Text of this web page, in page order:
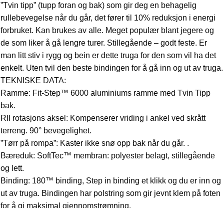
”Tvin tipp” (tupp foran og bak) som gir deg en behagelig
rullebevegelse når du går, det fører til 10% reduksjon i energi
forbruket. Kan brukes av alle. Meget populær blant jegere og
de som liker å gå lengre turer. Stillegående – godt feste. Er
man litt stiv i rygg og bein er dette truga for den som vil ha det
enkelt. Uten tvil den beste bindingen for å gå inn og ut av truga.
TEKNISKE DATA:
Ramme: Fit-Step™ 6000 aluminiums ramme med Tvin Tipp
bak.
RII rotasjons aksel: Kompenserer vriding i ankel ved skrått
terreng. 90° bevegelighet.
”Tørr på rompa”: Kaster ikke snø opp bak når du går. .
Bæreduk: SoftTec™ membran: polyester belagt, stillegående
og lett.
Binding: 180™ binding, Step in binding et klikk og du er inn og
ut av truga. Bindingen har polstring som gir jevnt klem på foten
for å gi maksimal gjennomstrømning.